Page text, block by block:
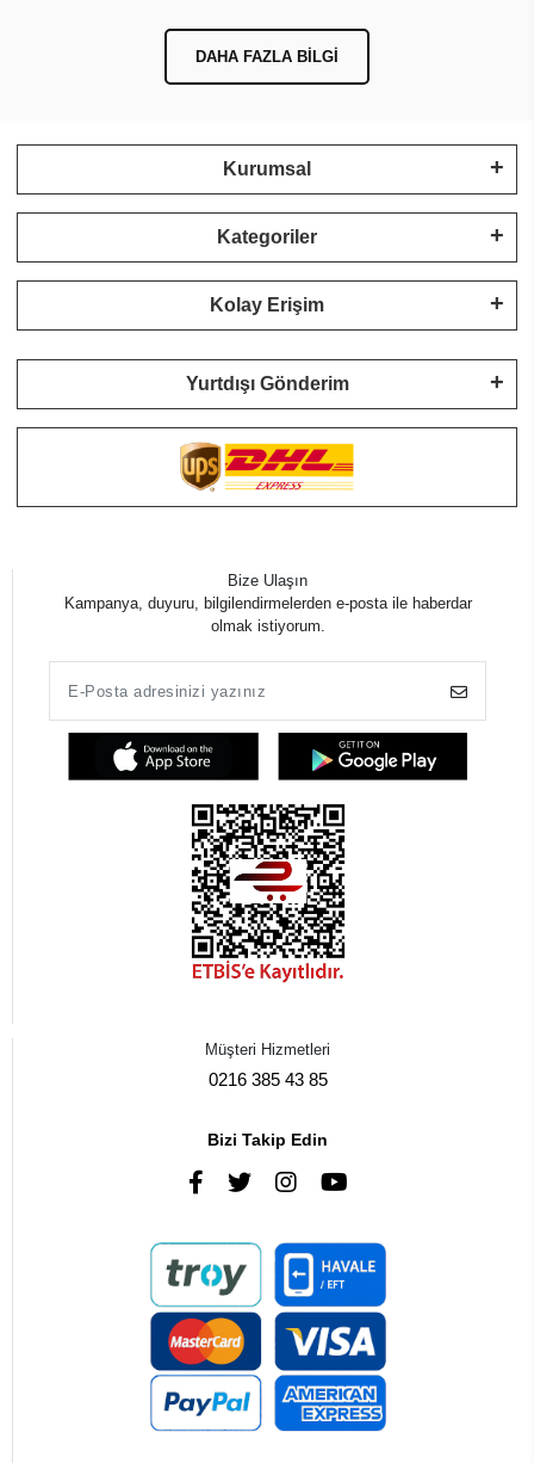
DAHA FAZLA BILGI
Kurumsal
Kategoriler
Kolay Erişim
Yurtdışı Gönderim
Bize Ulaşın
Kampanya, duyuru, bilgilendirmelerden e-posta ile haberdar
olmak istiyorum.
Müşteri Hizmetleri
0216 385 43 85
Bizi Takip Edin